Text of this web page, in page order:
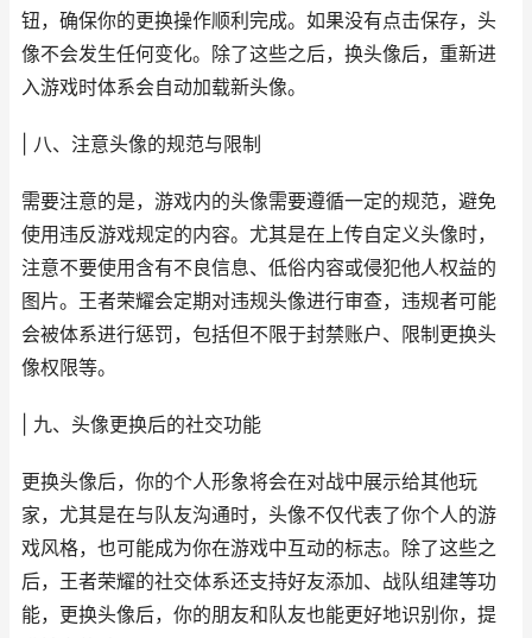
钮，确保你的更换操作顺利完成。如果没有点击保存，头
像不会发生任何变化。除了这些之后，换头像后，重新进
入游戏时体系会自动加载新头像。
| 八、注意头像的规范与限制
需要注意的是，游戏内的头像需要遵循一定的规范，避免
使用违反游戏规定的内容。尤其是在上传自定义头像时，
注意不要使用含有不良信息、低俗内容或侵犯他人权益的
图片。王者荣耀会定期对违规头像进行审查，违规者可能
会被体系进行惩罚，包括但不限于封禁账户、限制更换头
像权限等。
| 九、头像更换后的社交功能
更换头像后，你的个人形象将会在对战中展示给其他玩
家，尤其是在与队友沟通时，头像不仅代表了你个人的游
戏风格，也可能成为你在游戏中互动的标志。除了这些之
后，王者荣耀的社交体系还支持好友添加、战队组建等功
能，更换头像后，你的朋友和队友也能更好地识别你，提